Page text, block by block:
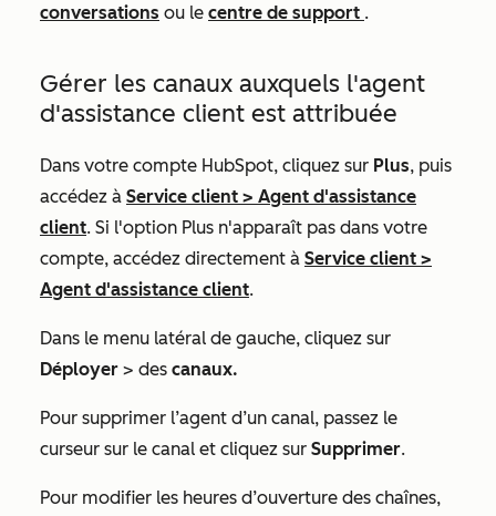
conversations ou le centre de support .
Gérer les canaux auxquels l'agent
d'assistance client est attribuée
Dans votre compte HubSpot, cliquez sur Plus, puis
accédez à Service client > Agent d'assistance
client. Si l'option Plus n'apparaît pas dans votre
compte, accédez directement à Service client >
Agent d'assistance client.
Dans le menu latéral de gauche, cliquez sur
Déployer > des canaux.
Pour supprimer l’agent d’un canal, passez le
curseur sur le canal et cliquez sur Supprimer.
Pour modifier les heures d’ouverture des chaînes,